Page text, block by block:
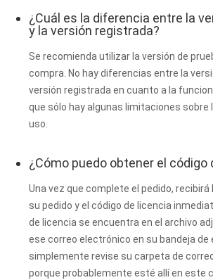
¿Cuál es la diferencia entre la
y la versión registrada?
Se recomienda utilizar la versión de
compra. No hay diferencias entre la
versión registrada en cuanto a la
que sólo hay algunas limitaciones sobre
uso.
¿Cómo puedo obtener el código
Una vez que complete el pedido,
su pedido y el código de licencia
de licencia se encuentra en el archivo
ese correo electrónico en su bandeja de
simplemente revise su carpeta de
porque probablemente esté allí en este